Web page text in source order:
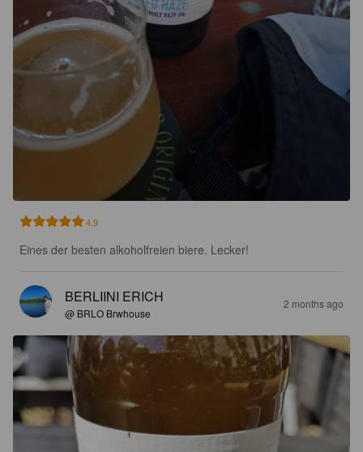
4.9
Eines der besten alkoholfreien biere. Lecker!
BERLIINI ERICH
@ BRLO Brwhouse
2 months ago